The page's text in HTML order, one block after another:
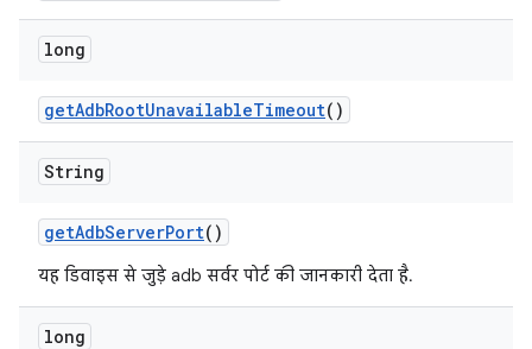
long
getAdbRootUnavailableTimeout()
String
getAdbServerPort()
यह डिवाइस से जुड़े adb सर्वर पोर्ट की जानकारी देता है.
long